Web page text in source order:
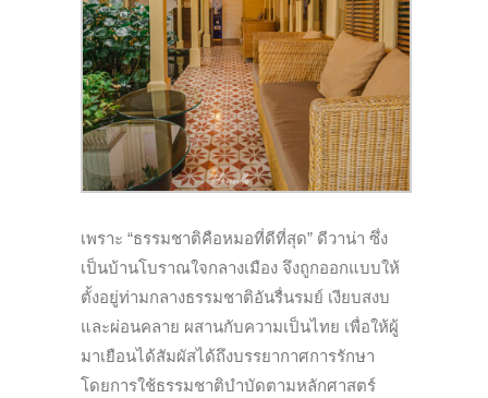
เพราะ “ธรรมชาติคือหมอที่ดีที่สุด” ดีวาน่า ซึ่ง
เป็นบ้านโบราณใจกลางเมือง จึงถูกออกแบบให้
ตั้งอยู่ท่ามกลางธรรมชาติอันรื่นรมย์ เงียบสงบ
และผ่อนคลาย ผสานกับความเป็นไทย เพื่อให้ผู้
มาเยือนได้สัมผัสได้ถึงบรรยากาศการรักษา
โดยการใช้ธรรมชาติบำบัดตามหลักศาสตร์